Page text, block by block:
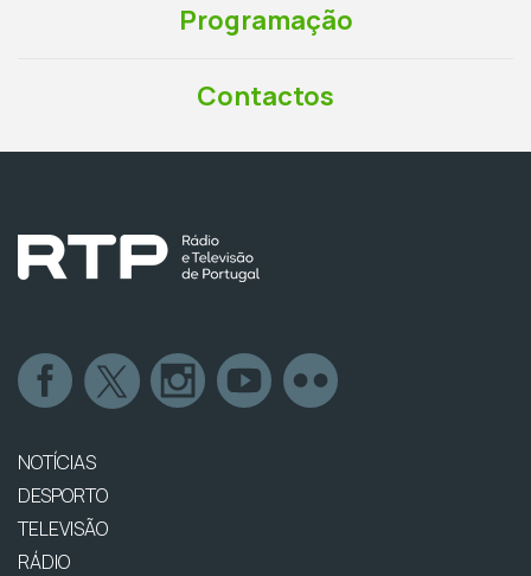
Programação
Contactos
NOTÍCIAS
DESPORTO
TELEVISÃO
RÁDIO